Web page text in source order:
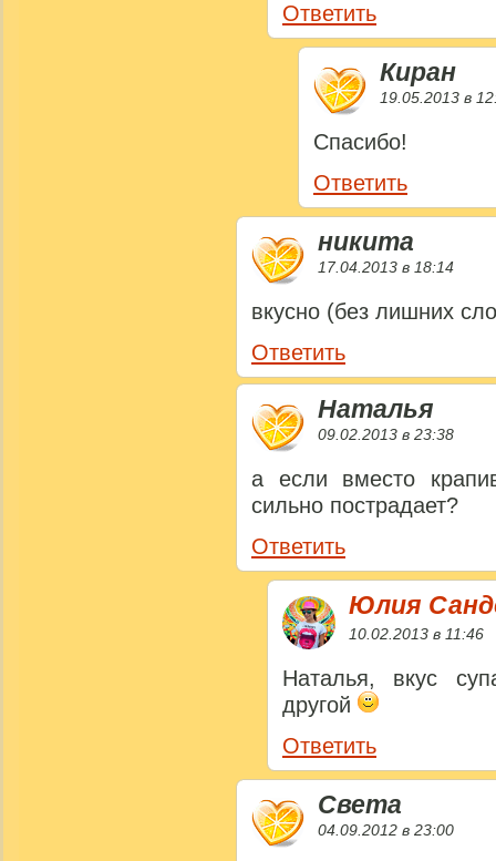
Ответить
Киран
19.05.2013 в
Спасибо!
Ответить
никита
17.04.2013 в 18:14
вкусно (без лишних
Ответить
Наталья
09.02.2013 в 23:38
а если вместо
сильно пострадает?
Ответить
Юлия
10.02.2013 в 11:46
Наталья, вкус
другой
Ответить
Света
04.09.2012 в 23:00